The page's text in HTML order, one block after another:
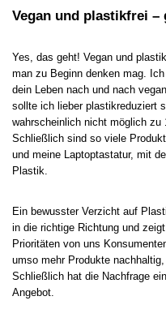
Vegan und plastikfrei –
Yes, das geht! Vegan und
man zu Beginn denken mag.
dein Leben nach und nach
sollte ich lieber plastikreduziert
wahrscheinlich nicht möglich
Schließlich sind so viele
und meine Laptoptastatur, mit
Plastik.
Ein bewusster Verzicht auf
in die richtige Richtung und
Prioritäten von uns
umso mehr Produkte
Schließlich hat die Nachfrage
Angebot.